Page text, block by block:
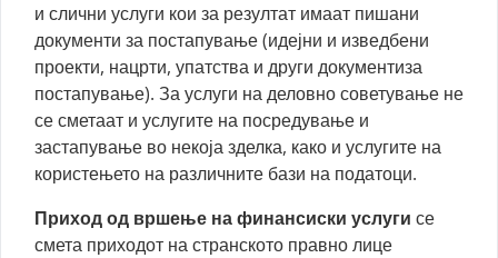
и слични услуги кои за резултат имаат пишани
документи за постапување (идејни и изведбени
проекти, нацрти, упатства и други документиза
постапување). За услуги на деловно советување не
се сметаат и услугите на посредување и
застапување во некоја зделка, како и услугите на
користењето на различните бази на податоци.
Приход од вршење на финансиски услуги се
смета приходот на странското правно лице